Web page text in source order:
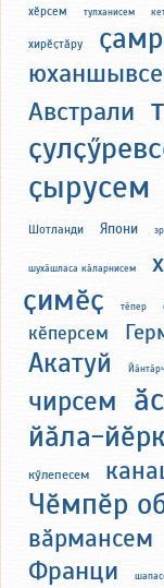
хӗрсем тулханисем
хирӗҫтӑру
Австрали
ҫырусем
Шотланди Япони
шухӑшласа кӑларнисем
ҫимӗҫ
тӗпер
кӗперсем
Акатуй
чирсем
йӑла-
кӳлепесем
Чӗмпӗр
вӑрмансем
Франци